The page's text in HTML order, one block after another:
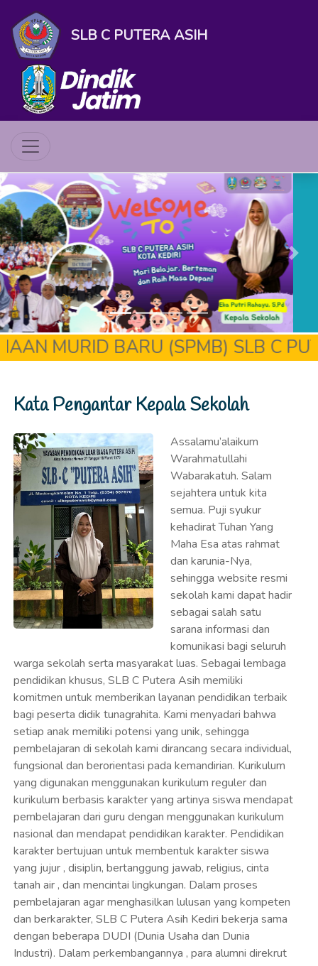
SLB C PUTERA ASIH
Previous
MURID BARU (SPMB) SLB C
Kata Pengantar Kepala Sekolah
Assalamu’alaikum
Warahmatullahi
Wabarakatuh. Salam
sejahtera untuk kita
Maha Esa atas rahmat
sehingga website resmi
sekolah kami dapat hadir
sebagai salah satu
sarana informasi dan
komunikasi bagi seluruh
warga sekolah serta masyarakat luas. Sebagai lembaga
pendidikan khusus, SLB C Putera Asih memiliki
komitmen untuk memberikan layanan pendidikan terbaik
bagi peserta didik tunagrahita. Kami menyadari bahwa
setiap anak memiliki potensi yang unik, sehingga
pembelajaran di sekolah kami dirancang secara individual,
fungsional dan berorientasi pada kemandirian. Kurikulum
yang digunakan menggunakan kurikulum reguler dan
kurikulum berbasis karakter yang artinya siswa mendapat
pembelajaran dari guru dengan menggunakan kurikulum
nasional dan mendapat pendidikan karakter. Pendidikan
karakter bertujuan untuk membentuk karakter siswa
yang jujur , disiplin, bertanggung jawab, religius, cinta
tanah air , dan mencintai lingkungan. Dalam proses
pembelajaran agar menghasilkan lulusan yang kompeten
dan berkarakter, SLB C Putera Asih Kediri bekerja sama
dengan beberapa DUDI (Dunia Usaha dan Dunia
Industri). Dalam perkembangannya , para alumni direkrut
oleh beberapa perusahaan ataupun membuka usaha
mandiri. Website ini kami hadirkan sebagai media untuk
memperkenalkan program, kegiatan serta berbagai
informasi penting terkait sekolah. Kami berharap melalui
website ini, orang tua, masyarakat dan seluruh pemangku
kepentingan dapat lebih mengenal serta mendukung
upaya kami dalam mendidik dan membina peserta didik.
Kami juga mengajak seluruh pihak untuk terus bersinergi